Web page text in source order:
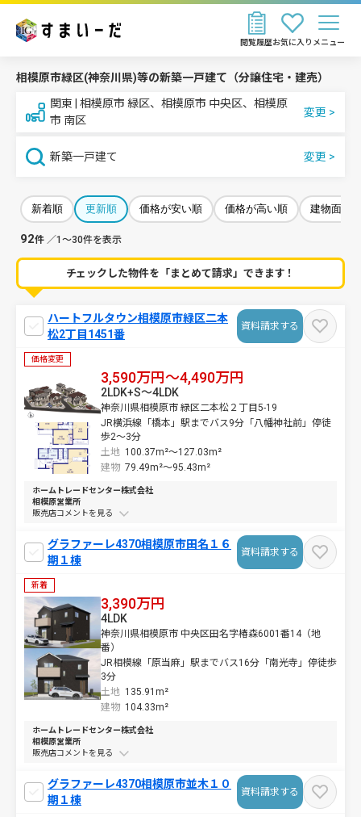
お気に入り
閲覧履歴 メニュー
相模原市緑区(神奈川県)等の新築一戸建て（分譲住宅・建売）
関東 | 相模原市 緑区、相模原市 中央区、相模原
市 南区
新築一戸建て
新着順 更新順 価格が安い順 価格が高い順 建物面積
92件 ／1～30件を表示
チェックした物件を「まとめて請求」できます！
ハートフルタウン相模原市緑区二本
松2丁目1451番
資料請求する
価格変更
3,590万円～4,490万円
神奈川県相模原市 緑区二本松２丁目5-19
JR横浜線「橋本」駅までバス9分「八幡神社前」停徒
歩2～3分
土地 100.37m²～127.03m²
2LDK+S～4LDK
建物 79.49m²～95.43m²
ホームトレードセンター株式会社
相模原営業所
販売店コメントを
グラファーレ4370相模原市田名１６
期１棟
資料請求する
新着
3,390万円
神奈川県相模原市 中央区田名字椿森6001番14（地
番）
JR相模線「原当麻」駅までバス16分「南光寺」停徒歩
3分
土地 135.91m²
4LDK
建物 104.33m²
ホームトレードセンター株式会社
相模原営業所
販売店コメントを
グラファーレ4370相模原市並木１０
期１棟
資料請求する